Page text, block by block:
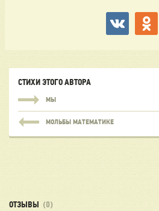
СТИХИ ЭТОГО АВТОРА
МЫ
МОЛЬБЫ МАТЕМАТИКЕ
ОТЗЫВЫ (0)